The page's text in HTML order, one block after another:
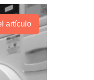
artículo